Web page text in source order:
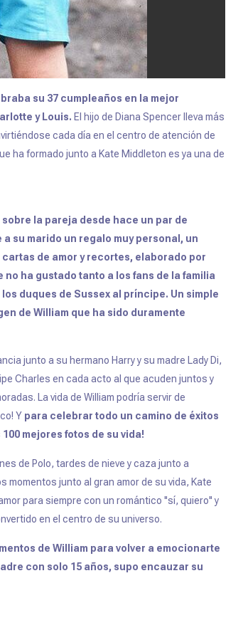
su 37 cumpleaños en la mejor
y Louis. El hijo de Diana Spencer lleva más
cada día en el centro de atención de
ha formado junto a Kate Middleton es ya una de
la pareja desde hace un par de
su marido un regalo muy personal, un
de amor y recortes, elaborado por
no ha gustado tanto a los fans de la familia
duques de Sussex al príncipe. Un simple
de William que ha sido duramente
junto a su hermano Harry y su madre Lady Di,
Charles en cada acto al que acuden juntos y
La vida de William podría servir de
Y para celebrar todo un camino de éxitos
mejores fotos de su vida!
de Polo, tardes de nieve y caza junto a
momentos junto al gran amor de su vida, Kate
para siempre con un romántico ''sí, quiero'' y
en el centro de su universo.
de William para volver a emocionarte
con solo 15 años, supo encauzar su